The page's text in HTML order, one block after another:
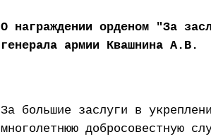
О награждении орденом "За
генерала армии Квашнина А.В.
За большие заслуги в
многолетнюю добросовестную